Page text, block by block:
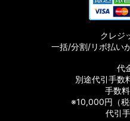
クレジ
一括/分割/リボ払い
代
別途代引手数
手数
※10,000円（
代引手